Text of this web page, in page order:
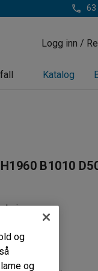
63
Logg inn /
Katalog
B1010
og
og